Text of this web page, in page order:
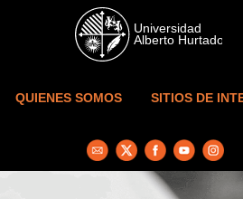
Skip to main content
QUIENES SOMOS SITIOS DE